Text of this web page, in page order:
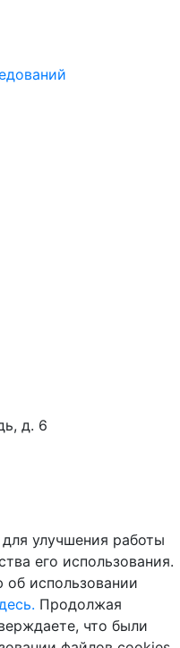
д. 6
улучшения работы
его использования.
использовании
Продолжая
что были